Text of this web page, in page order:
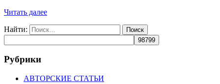
Читать далее
Найти:
Рубрики
АВТОРСКИЕ СТАТЬИ